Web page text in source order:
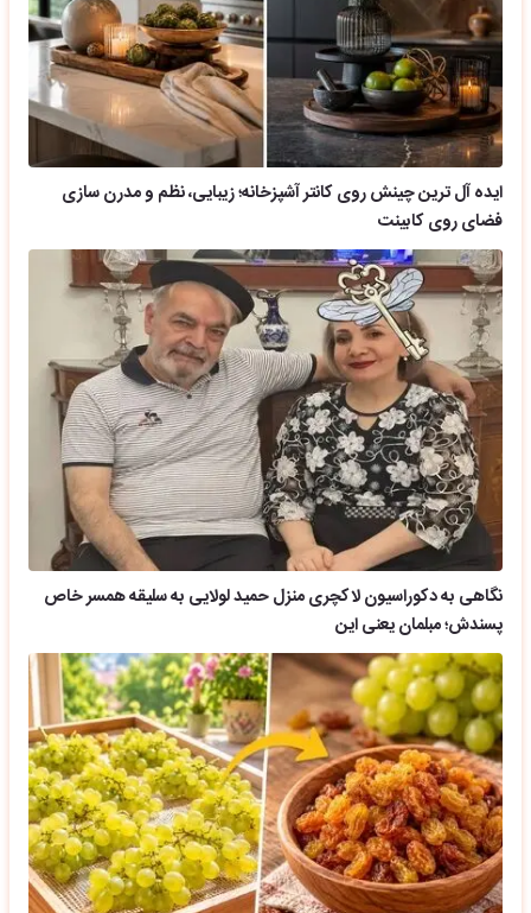
ایده آل ترین چینش روی کانتر آشپزخانه؛ زیبایی، نظم و مدرن سازی
فضای روی کابینت
نگاهی به دکوراسیون لاکچری منزل حمید لولایی به سلیقه همسر خاص
پسندش؛ مبلمان یعنی این